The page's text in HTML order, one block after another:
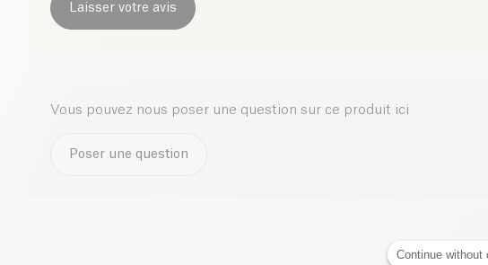
Laisser votre avis
Vous pouvez nous poser une question sur ce produit ici
Poser une question
Continue without